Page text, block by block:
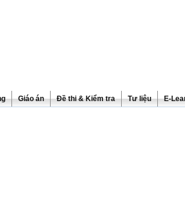
Giáo án Đề thi & Kiểm tra Tư liệu E-